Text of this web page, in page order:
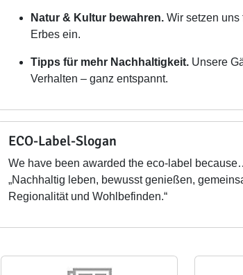
Natur & Kultur bewahren. Wir setzen
Erbes ein.
Tipps für mehr Nachhaltigkeit. Unsere
Verhalten – ganz entspannt.
ECO-Label-Slogan
We have been awarded the eco-label
„Nachhaltig leben, bewusst genießen,
Regionalität und Wohlbefinden.“